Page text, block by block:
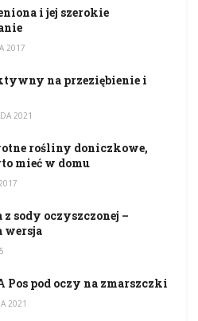
i jej szerokie
2017
na przeziębienie i
2021
rośliny doniczkowe,
mieć w domu
z sody oczyszczonej –
wersja
Pos pod oczy na zmarszczki
2021